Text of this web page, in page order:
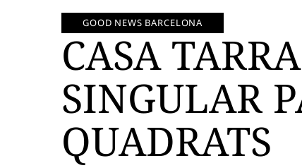
GOOD NEWS BARCELONA
CASA
SINGULAR
QUADRATS